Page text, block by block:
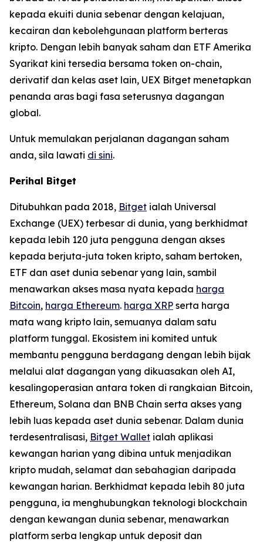
kepada ekuiti dunia sebenar dengan kelajuan,
kecairan dan kebolehgunaan platform berteras
kripto. Dengan lebih banyak saham dan ETF Amerika
Syarikat kini tersedia bersama token on-chain,
derivatif dan kelas aset lain, UEX Bitget menetapkan
penanda aras bagi fasa seterusnya dagangan
global.
Untuk memulakan perjalanan dagangan saham
anda, sila lawati di sini.
Perihal Bitget
Ditubuhkan pada 2018, Bitget ialah Universal
Exchange (UEX) terbesar di dunia, yang berkhidmat
kepada lebih 120 juta pengguna dengan akses
kepada berjuta-juta token kripto, saham bertoken,
ETF dan aset dunia sebenar yang lain, sambil
menawarkan akses masa nyata kepada harga
Bitcoin, harga Ethereum. harga XRP serta harga
mata wang kripto lain, semuanya dalam satu
platform tunggal. Ekosistem ini komited untuk
membantu pengguna berdagang dengan lebih bijak
melalui alat dagangan yang dikuasakan oleh AI,
kesalingoperasian antara token di rangkaian Bitcoin,
Ethereum, Solana dan BNB Chain serta akses yang
lebih luas kepada aset dunia sebenar. Dalam dunia
terdesentralisasi, Bitget Wallet ialah aplikasi
kewangan harian yang dibina untuk menjadikan
kripto mudah, selamat dan sebahagian daripada
kewangan harian. Berkhidmat kepada lebih 80 juta
pengguna, ia menghubungkan teknologi blockchain
dengan kewangan dunia sebenar, menawarkan
platform serba lengkap untuk deposit dan